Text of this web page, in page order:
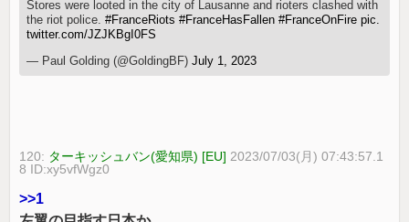
Stores were looted in the city of Lausanne and rioters clashed with
the riot police.#FranceRiots #FranceHasFallen #FranceOnFire pic.
twitter.com/JZJKBgI0FS
— Paul Golding (@GoldingBF)July 1, 2023
120: ターキッシュバン(愛知県) [EU] 2023/07/03(月) 07:43:57.1
8 ID:xy5vfWgz0
>>1